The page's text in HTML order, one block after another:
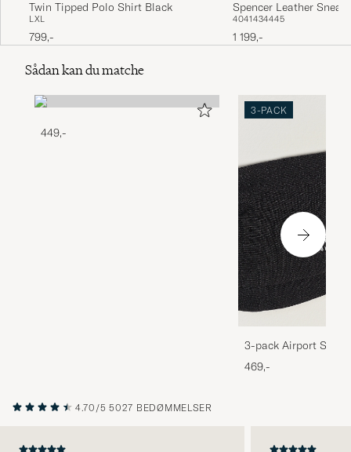
Twin Tipped Polo Shirt Black
LXL
799,-
Spencer Leather
Porcelain/Navy
4041434445
1 199,-
Sådan kan du matche
449,-
3-PACK
3-pack Airport
Melange
469,-
4.70/5 5027 BEDØMMELSER